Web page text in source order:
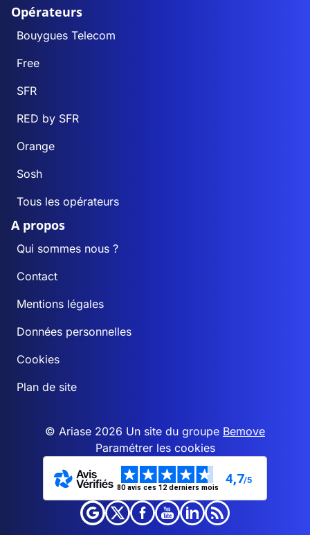
Opérateurs
Bouygues Telecom
Free
SFR
RED by SFR
Orange
Sosh
Tous les opérateurs
A propos
Qui sommes nous ?
Contact
Mentions légales
Données personnelles
Cookies
Plan de site
© Ariase 2026 Un site du groupe Bemove
Paramétrer les cookies
80 avis ces 12 derniers mois
4,7/5